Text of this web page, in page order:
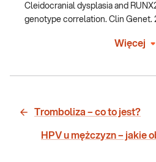
Cleidocranial dysplasia and
genotype correlation. Clin Genet.
Więcej
Tromboliza – co to jest?
HPV u mężczyzn – jakie